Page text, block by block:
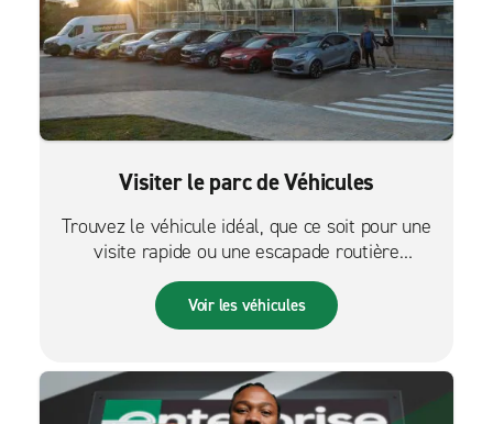
Visiter le parc de Véhicules
Trouvez le véhicule idéal, que ce soit pour une
visite rapide ou une escapade routière
palpitante.
Voir les véhicules